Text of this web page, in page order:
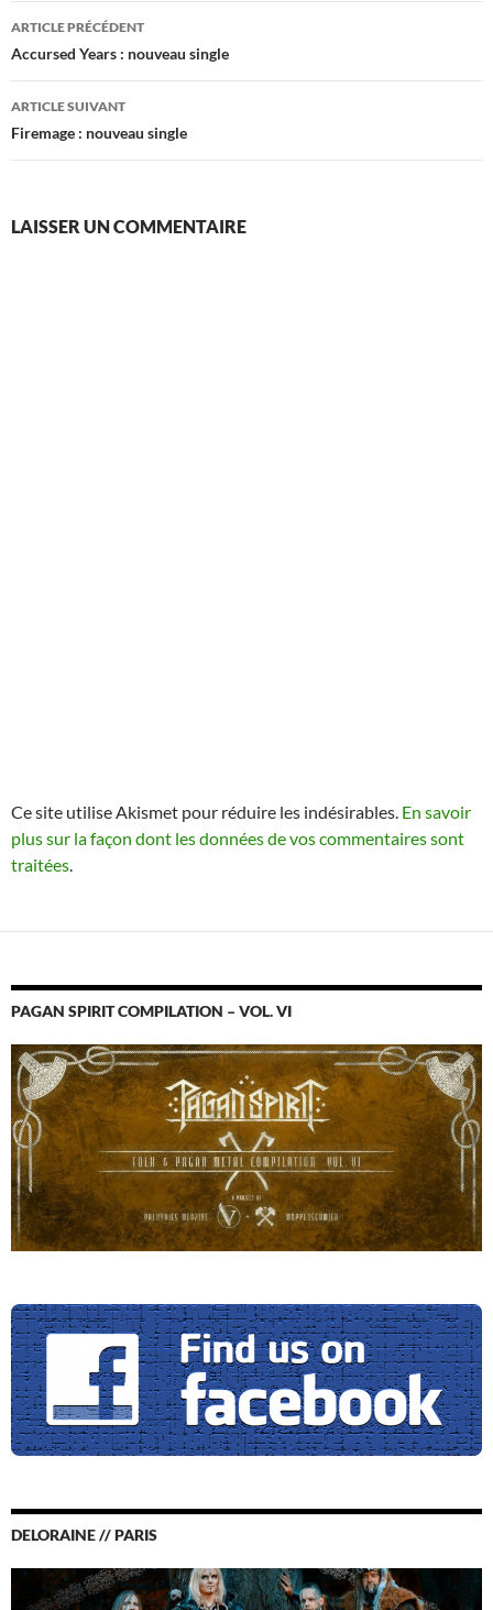
Navigation
des
articles
ARTICLE PRÉCÉDENT
Accursed Years : nouveau single
ARTICLE SUIVANT
Firemage : nouveau single
LAISSER UN COMMENTAIRE
Ce site utilise Akismet pour réduire les indésirables. En savoir
plus sur la façon dont les données de vos commentaires sont
traitées.
PAGAN SPIRIT COMPILATION – VOL. VI
DELORAINE // PARIS